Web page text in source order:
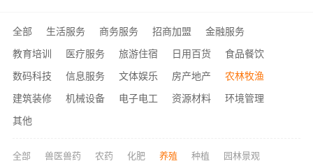
全部 生活服务 商务服务 招商加盟
金融服务
教育培训
医疗服务 旅游住宿 日用百货
食品餐饮
数码科技
信息服务 文体娱乐 房产地产
农林牧渔
建筑装修
机械设备 电子电工 资源材料
环境管理
其他
全部 兽医兽药 农药 化肥 养殖 种植 园林景观